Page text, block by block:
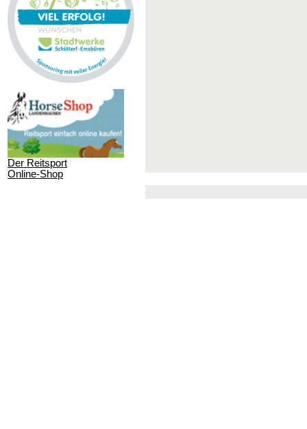
Der Reitsport
Online-Shop